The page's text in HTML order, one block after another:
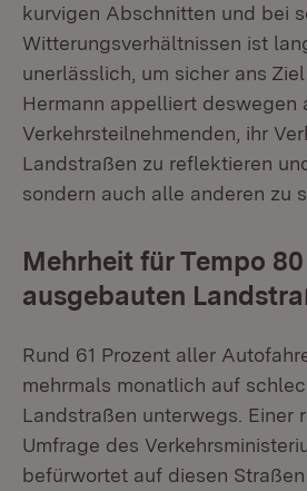
kurvigen Abschnitten und bei
Witterungsverhältnissen ist
unerlässlich, um sicher ans
Hermann appelliert deswegen
Verkehrsteilnehmenden, ihr
Landstraßen zu reflektieren
sondern auch alle anderen zu
Mehrheit für Tempo
ausgebauten
Rund 61 Prozent aller
mehrmals monatlich auf
Landstraßen unterwegs. Einer
Umfrage des
befürwortet auf diesen